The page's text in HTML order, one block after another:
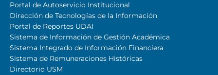
Portal de Autoservicio Institucional
Dirección de Tecnologías de la Información
Portal de Reportes UDAI
Sistema de Información de Gestión Académica
Sistema Integrado de Información Financiera
Sistema de Remuneraciones Históricas
Directorio USM